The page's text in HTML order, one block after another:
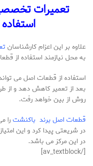
تعمیرات
علاوه بر این اعزام کارشناسان
به محل نیازمند استفاده
استفاده از قطعات اصل می
بعد از تعمیر کاهش دهد و از
روش از بین خواهد رفت.
قطعات اصل برند باکنشترا
در شریعتی پیدا کرد و این
در این مرکز می باشد.
[/av_textblock]